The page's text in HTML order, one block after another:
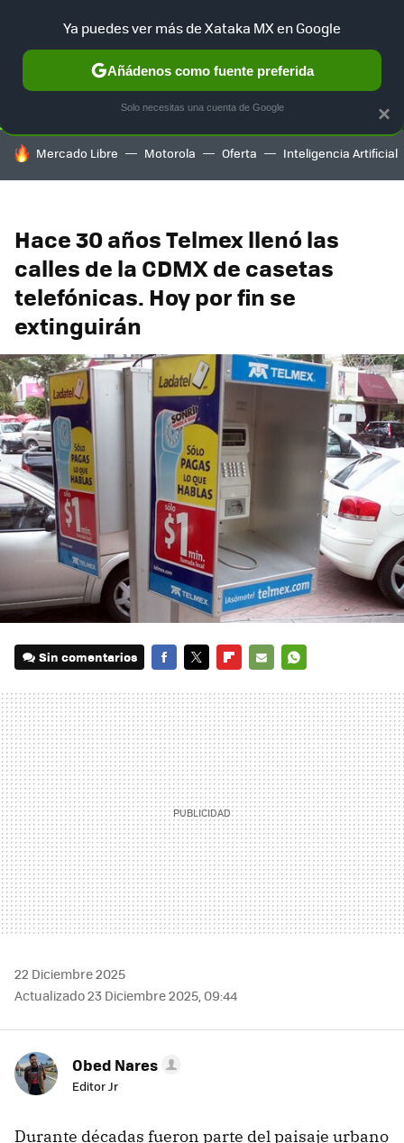
SELECCIÓN GAMING HOME AUTO TERRITORIO
HOY SE HABLA DE
Mercado Libre Motorola Oferta Inteligencia Artificial
Hace 30 años Telmex llenó las
calles de la CDMX de casetas
telefónicas. Hoy por fin se
extinguirán
Sin comentarios
MAIL
22 Diciembre 2025
Actualizado 23 Diciembre 2025, 09:44
Obed Nares
Editor Jr
Durante décadas fueron parte del paisaje urbano
×
Ya puedes ver más de Xataka MX en Google
Añádenos como fuente preferida
Solo necesitas una cuenta de Google